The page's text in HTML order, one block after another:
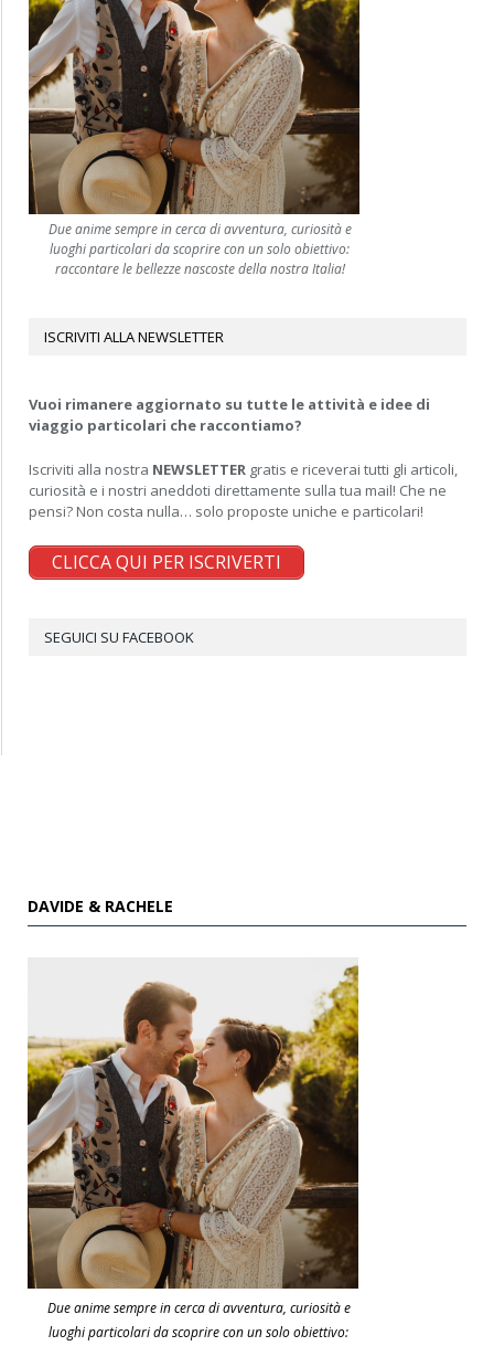
Due anime sempre in cerca di avventura, curiosità e
luoghi particolari da scoprire con un solo obiettivo:
raccontare le bellezze nascoste della nostra Italia!
ISCRIVITI ALLA NEWSLETTER
Vuoi rimanere aggiornato su tutte le attività e idee di
viaggio particolari che raccontiamo?
Iscriviti alla nostra NEWSLETTER gratis e riceverai tutti gli articoli,
curiosità e i nostri aneddoti direttamente sulla tua mail! Che ne
pensi? Non costa nulla… solo proposte uniche e particolari!
CLICCA QUI PER ISCRIVERTI
SEGUICI SU FACEBOOK
DAVIDE & RACHELE
Due anime sempre in cerca di avventura, curiosità e
luoghi particolari da scoprire con un solo obiettivo: